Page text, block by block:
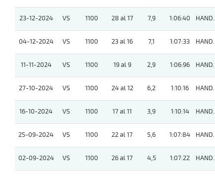
23-12-2024 VS 1100 28 al 17 7,9 1:06:40 HAND.
04-12-2024 VS 1100 23 al 16 7,1 1:07:33 HAND.
11-11-2024 VS 1100 19 al 9 2,9 1:06:96 HAND.
27-10-2024 VS 1100 24 al 12 6,2 1:10:16 HAND.
16-10-2024 VS 1100 17 al 11 3,9 1:10:14 HAND.
25-09-2024 VS 1100 22 al 17 5,6 1:07:84 HAND.
02-09-2024 VS 1100 26 al 17 4,5 1:07:22 HAND.